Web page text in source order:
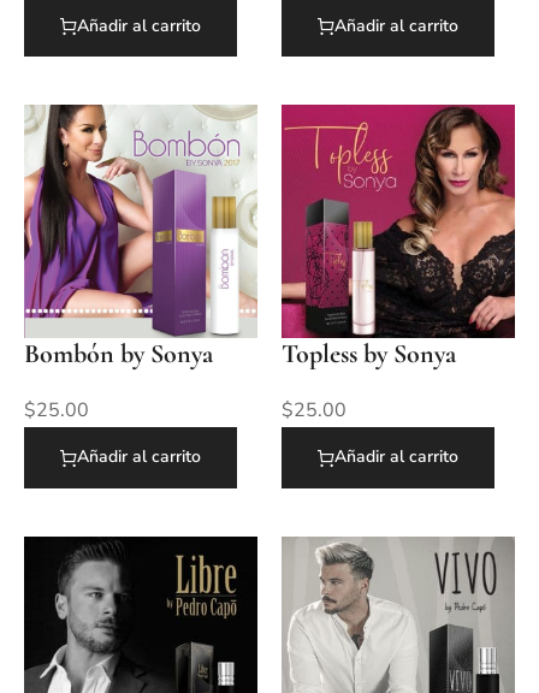
Añadir al carrito Añadir al carrito
Bombón by Sonya
$25.00
Añadir al carrito
Topless by Sonya
$25.00
Añadir al carrito